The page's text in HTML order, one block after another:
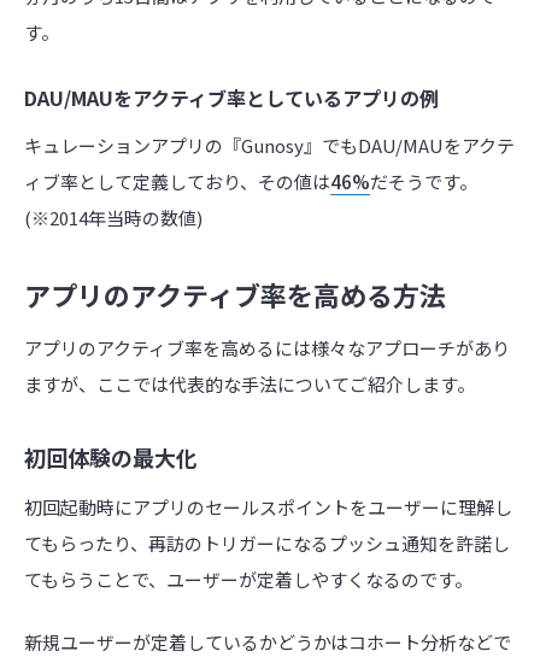
す。
DAU/MAUをアクティブ率としているアプリの例
キュレーションアプリの『Gunosy』でもDAU/MAUをアクテ
ィブ率として定義しており、その値は46%だそうです。
(※2014年当時の数値)
アプリのアクティブ率を高める方法
アプリのアクティブ率を高めるには様々なアプローチがあり
ますが、ここでは代表的な手法についてご紹介します。
初回体験の最大化
初回起動時にアプリのセールスポイントをユーザーに理解し
てもらったり、再訪のトリガーになるプッシュ通知を許諾し
てもらうことで、ユーザーが定着しやすくなるのです。
新規ユーザーが定着しているかどうかはコホート分析などで